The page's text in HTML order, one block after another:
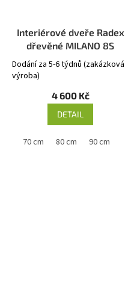
Interiérové dveře Radex
dřevěné MILANO 8S
Dodání za 5-6 týdnů (zakázková
výroba)
4 600 Kč
DETAIL
70 cm 80 cm 90 cm